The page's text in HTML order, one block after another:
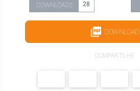
DOWNLOADS 28
DOWNLOAD
COMPARTILHE